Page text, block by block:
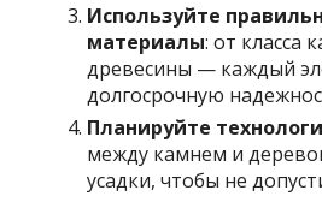
Используйте
материалы: от класса
древесины — каждый
долгосрочную
Планируйте
между камнем и
усадки, чтобы не